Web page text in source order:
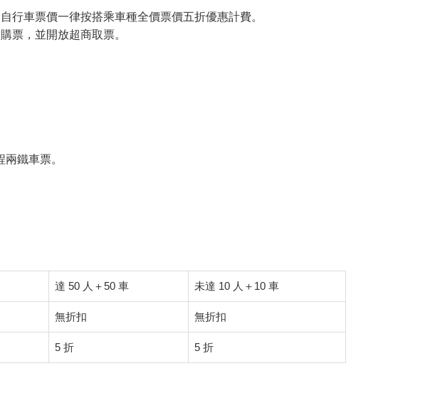
行車票價一律按搭乘車種全價票價五折優惠計費。
票，並開放超商取票。
鐵車票。
達 50 人＋50 車 未達 10 人＋10 車
無折扣 無折扣
5 折 5 折